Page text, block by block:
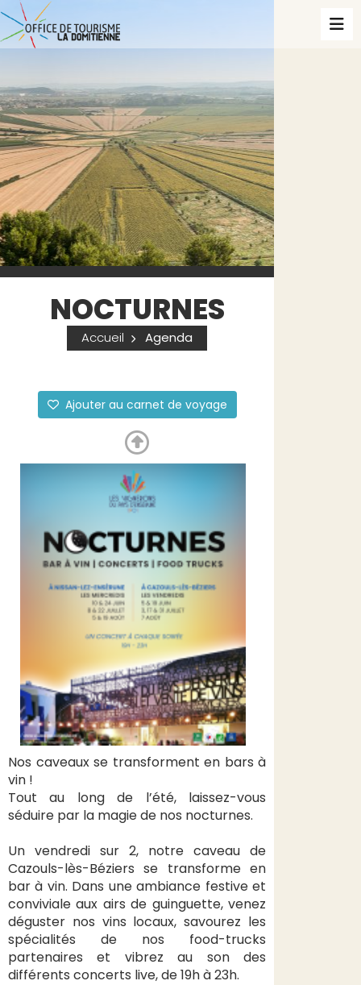
NOCTURNES
Accueil Agenda
Ajouter au carnet de voyage
Nos caveaux se transforment en bars à
vin !
Tout au long de l’été, laissez-vous
séduire par la magie de nos nocturnes.
Un vendredi sur 2, notre caveau de
Cazouls-lès-Béziers se transforme en
bar à vin. Dans une ambiance festive et
conviviale aux airs de guinguette, venez
déguster nos vins locaux, savourez les
spécialités de nos food-trucks
partenaires et vibrez au son des
différents concerts live, de 19h à 23h.